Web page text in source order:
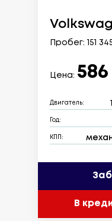
Пробег: 151
Цена:
Двигатель:
Год:
КПП:
В